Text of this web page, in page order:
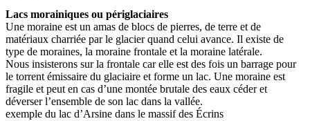
Lacs morainiques ou périglaciaires
Une moraine est un amas de blocs de pierres, de terre et de
matériaux charriée par le glacier quand celui avance. Il existe de
type de moraines, la moraine frontale et la moraine latérale.
Nous insisterons sur la frontale car elle est des fois un barrage pour
le torrent émissaire du glaciaire et forme un lac. Une moraine est
fragile et peut en cas d’une montée brutale des eaux céder et
déverser l’ensemble de son lac dans la vallée.
exemple du lac d’Arsine dans le massif des Écrins